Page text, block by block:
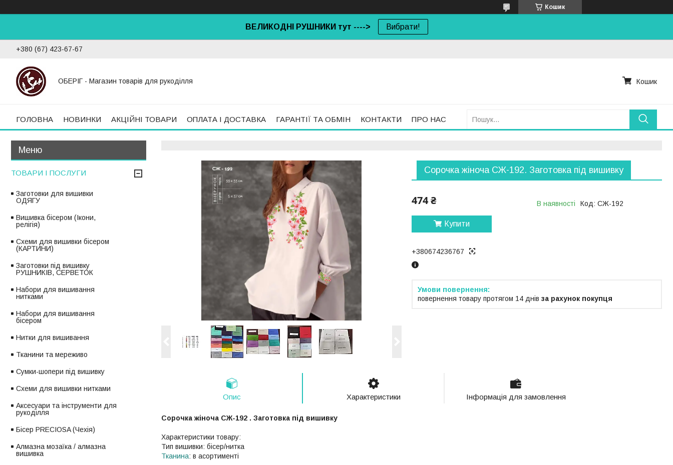
Кошик
ВЕЛИКОДНІ РУШНИКИ тут ----> Вибрати!
+380 (67) 423-67-67
ОБЕРІГ - Магазин товарів для рукоділля Кошик
ГОЛОВНА НОВИНКИ АКЦІЙНІ ТОВАРИ ОПЛАТА І ДОСТАВКА ГАРАНТІЇ ТА ОБМІН КОНТАКТИ ПРО НАС
Сорочка жіноча СЖ-192. Заготовка під вишивку
474 ₴ В наявності Код: СЖ-192
Купити
+380674236767
повернення товару протягом 14 днів за рахунок покупця
Опис Характеристики Інформація для замовлення
Сорочка жіноча СЖ-192 . Заготовка під вишивку
Характеристики товару:
Тип вишивки: бісер/нитка
Тканина: в асортименті
ТОВАРИ І ПОСЛУГИ
Заготовки для вишивки
ОДЯГУ
Вишивка бісером (Ікони,
релігія)
Схеми для вишивки бісером
(КАРТИНИ)
Заготовки під вишивку
РУШНИКІВ, СЕРВЕТОК
Набори для вишивання
нитками
Набори для вишивання
бісером
Нитки для вишивання
Тканини та мереживо
Сумки-шопери під вишивку
Схеми для вишивки нитками
Аксесуари та інструменти для
рукоділля
Бісер PRECIOSA (Чехія)
Алмазна мозаїка / алмазна
вишивка